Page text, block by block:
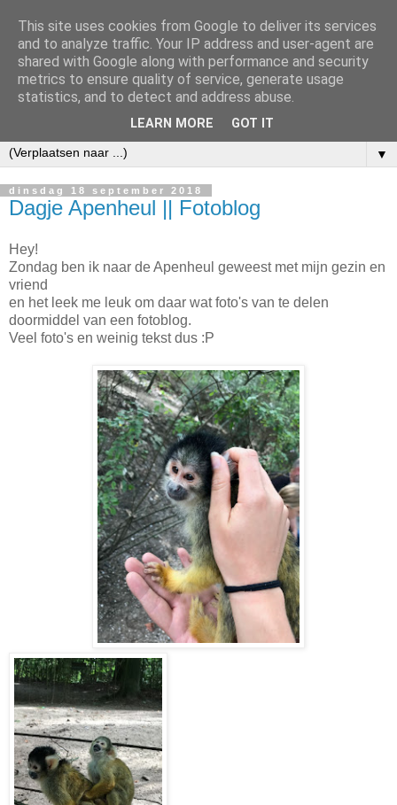
▼
dinsdag 18 september 2018
Dagje Apenheul || Fotoblog
Hey!
Zondag ben ik naar de Apenheul geweest met mijn gezin en
vriend
en het leek me leuk om daar wat foto's van te delen
doormiddel van een fotoblog.
Veel foto's en weinig tekst dus :P
This site uses cookies from Google to deliver its services
and to analyze traffic. Your IP address and user-agent are
shared with Google along with performance and security
metrics to ensure quality of service, generate usage
statistics, and to detect and address abuse.
LEARN MORE GOT IT